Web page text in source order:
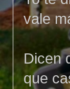
vale
Dicen
que